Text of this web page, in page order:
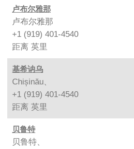
卢布尔雅那
卢布尔雅那
+1 (919) 401-4540
距离 英里
基希讷乌
Chișinău、
+1 (919) 401-4540
距离 英里
贝鲁特
贝鲁特、